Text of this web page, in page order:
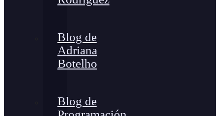
Blog de
Adriana
Botelho
Blog de